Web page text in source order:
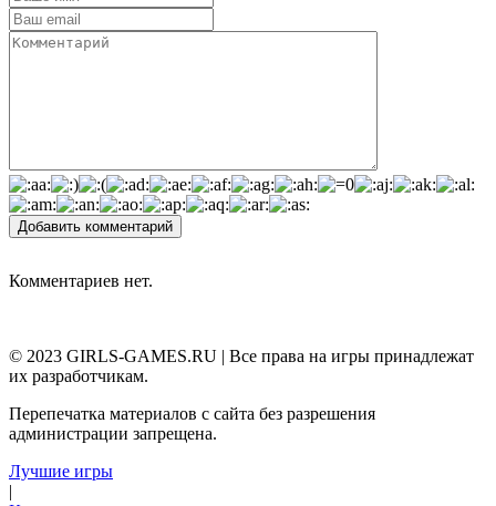
Добавить комментарий
Комментариев нет.
© 2023 GIRLS-GAMES.RU | Все права на игры принадлежат
их разработчикам.
Перепечатка материалов с сайта без разрешения
администрации запрещена.
Лучшие игры
|